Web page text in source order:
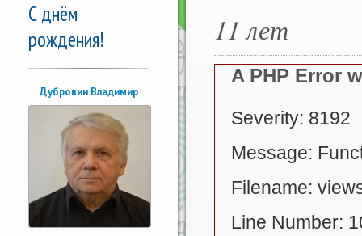
С днём
рождения!
Дубровин Владимир
11 лет
A PHP Error
Severity: 8192
Message:
Filename:
Line Number: